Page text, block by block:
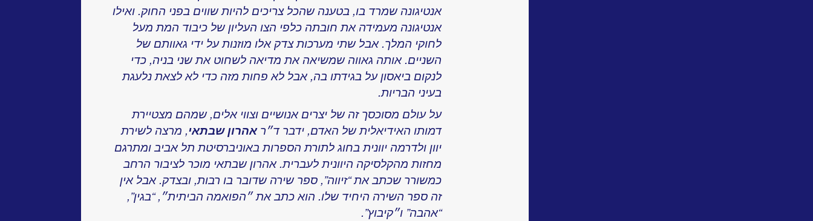
אנטיגונה שמרד בו, בטענה שהכל צריכים להיות שווים בפני החוק. ואילו
אנטיגונה מעמידה את חובתה כלפי הצו העליון של כיבוד המת מעל
לחוקי המלך. אבל שתי מערכות צדק אלו מוזנות על ידי גאוותם של
השניים. אותה גאווה שמשיאה את מדיאה לשחוט את שני בניה, כדי
לנקום ביאסון על בגידתו בה, אבל לא פחות מזה כדי לא לצאת נלעגת
בעיני הבריות.
על עולם מסוכסך זה של יצרים אנושיים וצווי אלים, שמהם מצטיירת
דמותו האידיאלית של האדם, ידבר ד״ראהרון שבתאי, מרצה לשירת
יוון ולדרמה יוונית בחוג לתורת הספרות באוניברסיטת תל אביב ומתרגם
מחזות מהקלסיקה היוונית לעברית. אהרון שבתאי מוכר לציבור הרחב
כמשורר שכתב את “זיווה”, ספר שירה שדובר בו רבות, ובצדק. אבל אין
זה ספר השירה היחיד שלו. הוא כתב את ״הפואמה הביתית״, “בגין”,
“אהבה” ו״קיבוץ”.